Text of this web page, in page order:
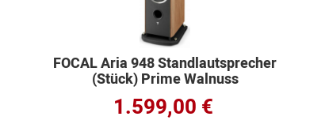
FOCAL Aria 948 Standlautsprecher
(Stück) Prime Walnuss
Echtholzfunier
1.599,00 €